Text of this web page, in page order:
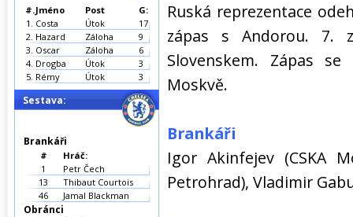
Ruská reprezentace
zápas s Andorou. 7.
Slovenskem. Zápas
Moskvě.
Brankáři
Igor Akinfejev (CSKA
Petrohrad), Vladimir
#.Jméno Post
G:
1. Costa Útok
17
2. Hazard Záloha
9
3. Oscar Záloha
6
4. Drogba Útok
3
5. Rémy Útok 3
Sestava:
Brankáři
#
Hráč:
1
Petr Čech
13
Thibaut Courtois
46
Jamal Blackman
Obránci